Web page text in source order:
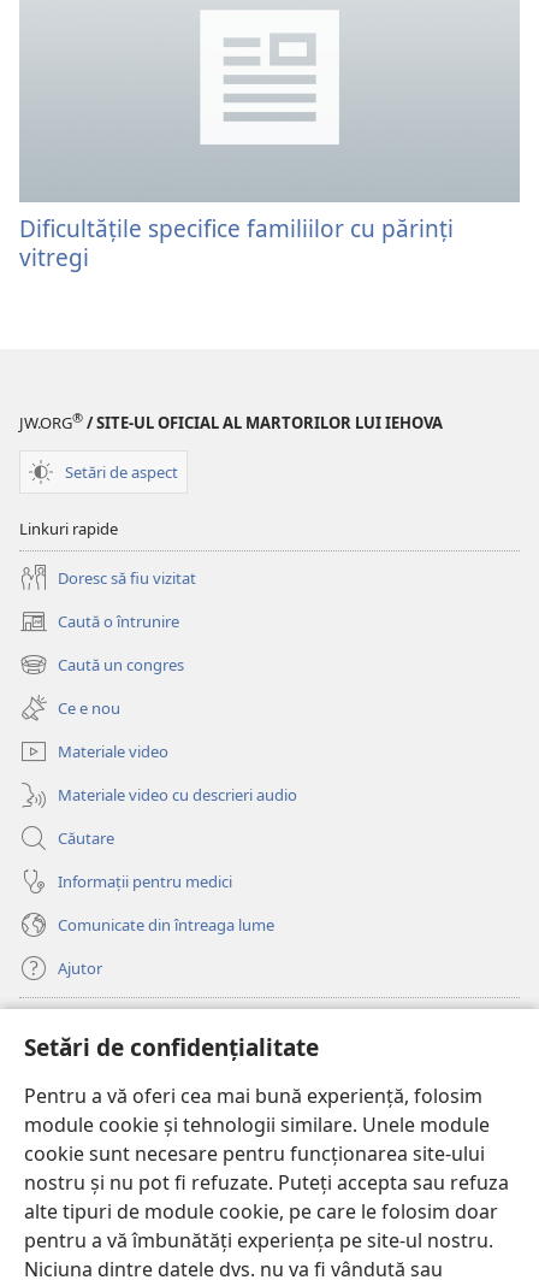
Setări de confidențialitate
Pentru a vă oferi cea mai bună experiență, folosim
module cookie și tehnologii similare. Unele module
cookie sunt necesare pentru funcționarea site-ului
nostru și nu pot fi refuzate. Puteți accepta sau refuza
alte tipuri de module cookie, pe care le folosim doar
pentru a vă îmbunătăți experiența pe site-ul nostru.
Niciuna dintre datele dvs. nu va fi vândută sau
Dificultăţile specifice familiilor cu părinţi
vitregi
JW.ORG® / SITE-UL OFICIAL AL MARTORILOR LUI IEHOVA
Setări de aspect
Linkuri rapide
Doresc să fiu vizitat
Caută o întrunire
(se
deschide
o
fereastră
nouă)
Caută un congres
(se
deschide
o
fereastră
nouă)
Ce e nou
Materiale video
Materiale video cu descrieri audio
Căutare
Informații pentru medici
Comunicate din întreaga lume
Ajutor
(se
deschide
o
fereastră
nouă)
Watchtower – BIBLIOTECĂ ONLINE™
(se
deschide
o
fereastră
JW Hub ®
(se
deschide
o
fereastră
nouă)
JW Library®
Watchtower Library